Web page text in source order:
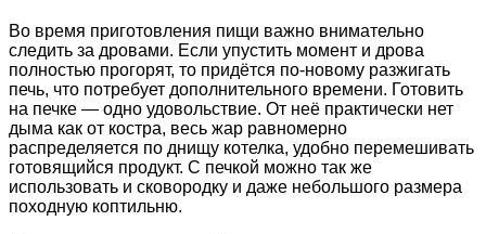
Во время приготовления пищи важно внимательно
следить за дровами. Если упустить момент и дрова
полностью прогорят, то придётся по-новому разжигать
печь, что потребует дополнительного времени. Готовить
на печке — одно удовольствие. От неё практически нет
дыма как от костра, весь жар равномерно
распределяется по днищу котелка, удобно перемешивать
готовящийся продукт. С печкой можно так же
использовать и сковородку и даже небольшого размера
походную коптильню.